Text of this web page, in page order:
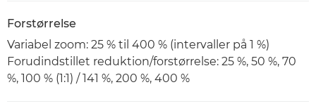
Forstørrelse
Variabel zoom: 25 % til 400 % (intervaller på 1 %)
Forudindstillet reduktion/forstørrelse: 25 %, 50 %, 70
%, 100 % (1:1) / 141 %, 200 %, 400 %